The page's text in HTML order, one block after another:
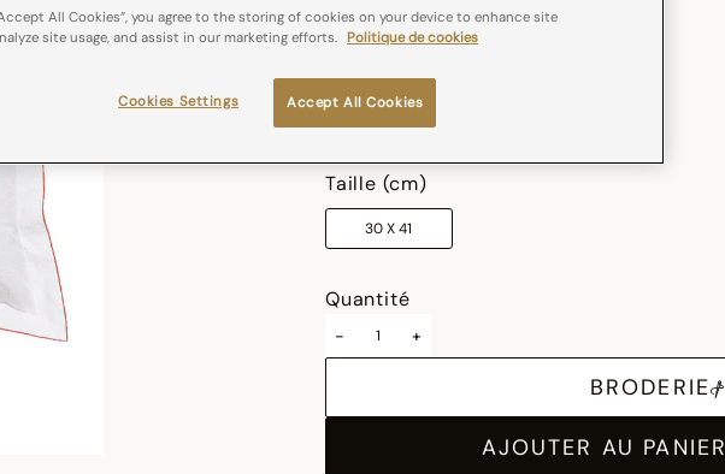
sélectionné
Taille (cm)
30 X 41
Quantité
- +
BRODERIE
AJOUTER AU PANIER
All Cookies”, you agree to the storing of cookies on your device to enhance site
site usage, and assist in our marketing efforts. Politique de cookies
Accept All Cookies
Cookies Settings